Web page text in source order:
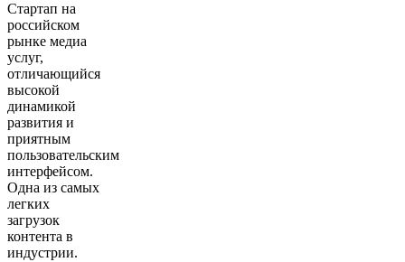
Стартап на
российском
рынке медиа
услуг,
отличающийся
высокой
динамикой
развития и
приятным
пользовательским
интерфейсом.
Одна из самых
легких
загрузок
контента в
индустрии.